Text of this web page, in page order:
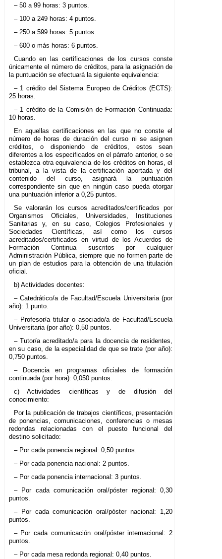
– 50 a 99 horas: 3 puntos.
– 100 a 249 horas: 4 puntos.
– 250 a 599 horas: 5 puntos.
– 600 o más horas: 6 puntos.
Cuando en las certificaciones de los cursos conste
únicamente el número de créditos, para la asignación de
la puntuación se efectuará la siguiente equivalencia:
– 1 crédito del Sistema Europeo de Créditos (ECTS):
25 horas.
– 1 crédito de la Comisión de Formación Continuada:
10 horas.
En aquellas certificaciones en las que no conste el
número de horas de duración del curso ni se asignen
créditos, o disponiendo de créditos, estos sean
diferentes a los especificados en el párrafo anterior, o se
establezca otra equivalencia de los créditos en horas, el
tribunal, a la vista de la certificación aportada y del
contenido del curso, asignará la puntuación
correspondiente sin que en ningún caso pueda otorgar
una puntuación inferior a 0,25 puntos.
Se valorarán los cursos acreditados/certificados por
Organismos Oficiales, Universidades, Instituciones
Sanitarias y, en su caso, Colegios Profesionales y
Sociedades Científicas, así como los cursos
acreditados/certificados en virtud de los Acuerdos de
Formación Continua suscritos por cualquier
Administración Pública, siempre que no formen parte de
un plan de estudios para la obtención de una titulación
oficial.
b) Actividades docentes:
– Catedrático/a de Facultad/Escuela Universitaria (por
año): 1 punto.
– Profesor/a titular o asociado/a de Facultad/Escuela
Universitaria (por año): 0,50 puntos.
– Tutor/a acreditado/a para la docencia de residentes,
en su caso, de la especialidad de que se trate (por año):
0,750 puntos.
– Docencia en programas oficiales de formación
continuada (por hora): 0,050 puntos.
c) Actividades científicas y de difusión del
conocimiento:
Por la publicación de trabajos científicos, presentación
de ponencias, comunicaciones, conferencias o mesas
redondas relacionadas con el puesto funcional del
destino solicitado:
– Por cada ponencia regional: 0,50 puntos.
– Por cada ponencia nacional: 2 puntos.
– Por cada ponencia internacional: 3 puntos.
– Por cada comunicación oral/póster regional: 0,30
puntos.
– Por cada comunicación oral/póster nacional: 1,20
puntos.
– Por cada comunicación oral/póster internacional: 2
puntos.
– Por cada mesa redonda regional: 0,40 puntos.